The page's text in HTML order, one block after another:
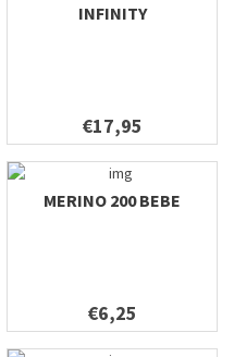
INFINITY
€17,95
MERINO 200 BEBE
€6,25